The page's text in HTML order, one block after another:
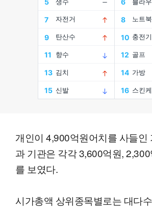
개인이 4,900억원어치를 사들인
과 기관은 각각 3,600억원,
를 보였다.
시가총액 상위종목별로는 대다